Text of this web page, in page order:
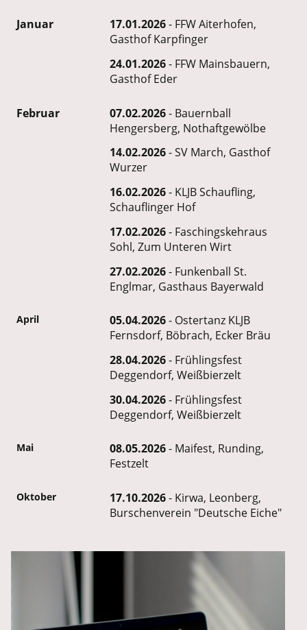
Januar 17.01.2026- FFW Aiterhofen,
Gasthof Karpfinger
24.01.2026- FFW Mainsbauern,
Gasthof Eder
Februar 07.02.2026- Bauernball
Hengersberg, Nothaftgewölbe
14.02.2026- SV March, Gasthof
Wurzer
16.02.2026- KLJB Schaufling,
Schauflinger Hof
17.02.2026- Faschingskehraus
Sohl, Zum Unteren Wirt
27.02.2026- Funkenball St.
Englmar, Gasthaus Bayerwald
April 05.04.2026- Ostertanz KLJB
Fernsdorf, Böbrach, Ecker Bräu
28.04.2026- Frühlingsfest
Deggendorf, Weißbierzelt
30.04.2026- Frühlingsfest
Deggendorf, Weißbierzelt
Mai 08.05.2026- Maifest, Runding,
Festzelt
Oktober 17.10.2026- Kirwa, Leonberg,
Burschenverein "Deutsche Eiche"